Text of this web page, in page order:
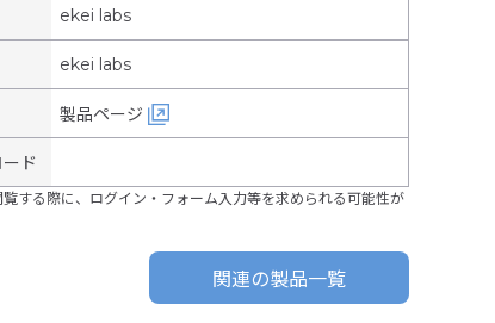
ekei labs
ekei labs
製品ページ
ド
する際に、ログイン・フォーム入力等を求められる可能性が
関連の製品一覧